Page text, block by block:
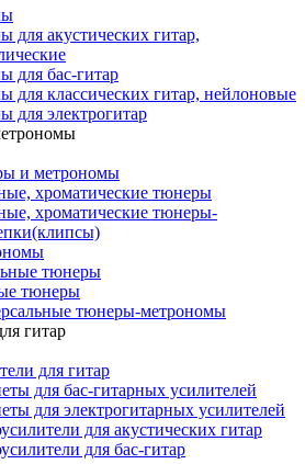
для акустических гитар,
для бас-гитар
для классических гитар, нейлоновые
для электрогитар
и метрономы
хроматические тюнеры
хроматические тюнеры-
тюнеры
тюнеры
тюнеры-метрономы
гитар
для гитар
для бас-гитарных усилителей
для электрогитарных усилителей
для акустических гитар
для бас-гитар